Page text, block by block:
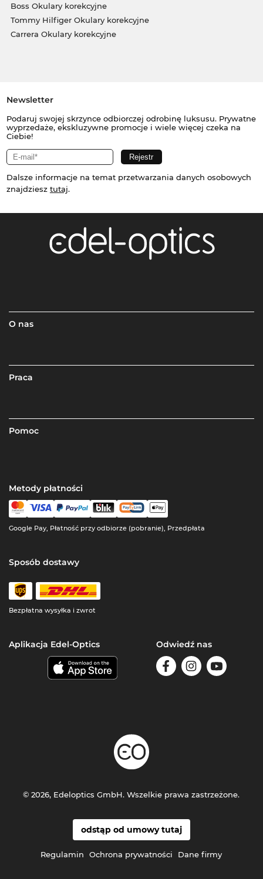
Boss Okulary korekcyjne
Tommy Hilfiger Okulary korekcyjne
Carrera Okulary korekcyjne
Newsletter
Podaruj swojej skrzynce odbiorczej odrobinę luksusu. Prywatne
wyprzedaże, ekskluzywne promocje i wiele więcej czeka na
Ciebie!
Dalsze informacje na temat przetwarzania danych osobowych
znajdziesz tutaj.
O nas
Praca
Pomoc
Metody płatności
Google Pay, Płatność przy odbiorze (pobranie), Przedpłata
Sposób dostawy
Bezpłatna wysyłka i zwrot
Aplikacja Edel-Optics Odwiedź nas
odstąp od umowy tutaj
Regulamin Ochrona prywatności Dane firmy
© 2026, Edeloptics GmbH. Wszelkie prawa zastrzeżone.